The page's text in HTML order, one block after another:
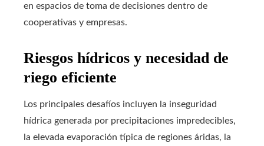
en espacios de toma de decisiones dentro de
cooperativas y empresas.
Riesgos hídricos y necesidad de
riego eficiente
Los principales desafíos incluyen la inseguridad
hídrica generada por precipitaciones impredecibles,
la elevada evaporación típica de regiones áridas, la